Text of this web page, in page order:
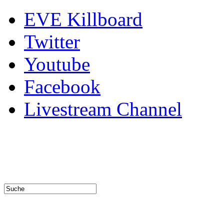
EVE Killboard
Twitter
Youtube
Facebook
Livestream Channel